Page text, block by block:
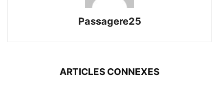
Passagere25
ARTICLES CONNEXES